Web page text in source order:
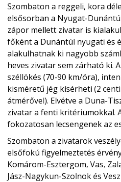
Szombaton a reggeli, kora
elsősorban a Nyugat-
zápor mellett zivatar is
főként a Dunántúl nyugati és
alakulhatnak ki nagyobb
heves zivatar sem zárható ki.
széllökés (70-90 km/óra),
kisméretű jég kísérheti (2
átmérővel). Elvétve a Duna-
zivatar a fenti kritériumokkal.
fokozatosan lecsengenek az
Szombaton a zivatarok
elsőfokú figyelmeztetés
Komárom-Esztergom, Vas,
Jász-Nagykun-Szolnok és